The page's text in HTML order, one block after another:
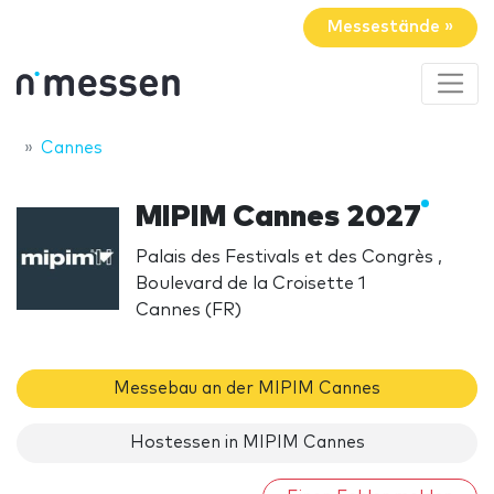
Messestände »
Cannes
MIPIM Cannes 2027
Palais des Festivals et des Congrès ,
Boulevard de la Croisette 1
Cannes (FR)
Messebau an der MIPIM Cannes
Hostessen in MIPIM Cannes